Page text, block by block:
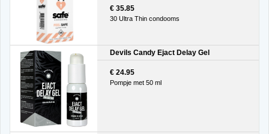
€ 35.85
30 Ultra Thin condooms
Devils Candy Ejact Delay Gel
€ 24.95
Pompje met 50 ml